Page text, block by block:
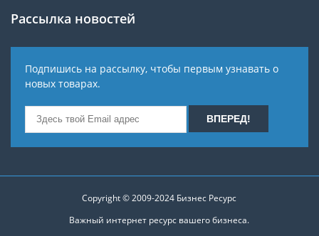
Рассылка новостей
Подпишись на рассылку, чтобы первым узнавать о
новых товарах.
Copyright © 2009-2024 Бизнес Ресурс
Важный интернет ресурс вашего бизнеса.